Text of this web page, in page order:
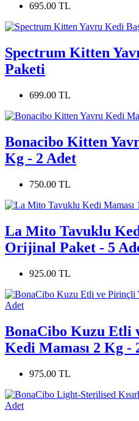
695.00 TL
Spectrum Kitten
Paketi
699.00 TL
Bonacibo Kitten
Kg - 2 Adet
750.00 TL
La Mito Tavuklu
Orijinal Paket - 5
925.00 TL
BonaCibo Kuzu Etli
Kedi Maması 2 Kg -
975.00 TL